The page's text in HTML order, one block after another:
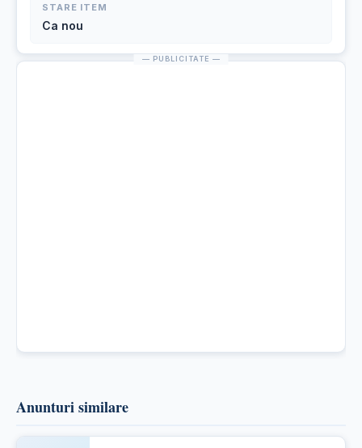
STARE ITEM
Ca nou
Anunturi similare